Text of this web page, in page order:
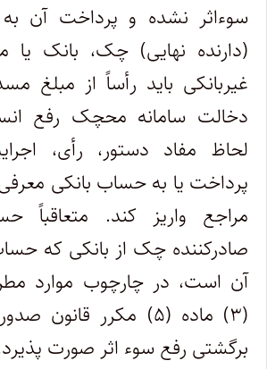
سوءاثر نشده و پرداخت آن
(دارنده نهایی) چک، بانک یا
غیربانکی باید رأساً از مبلغ
دخالت سامانه محچک رفع
لحاظ مفاد دستور‏، رأی،
پرداخت یا به حساب بانکی
مراجع واریز ‌کند.
صادرکننده چک از بانکی که
آن است، در چارچوب موارد
(۳) ماده (۵) مکرر
برگشتی رفع سوء اثر صورت